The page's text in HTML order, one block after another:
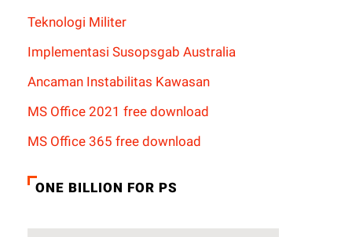
Teknologi Militer
Implementasi Susopsgab Australia
Ancaman Instabilitas Kawasan
MS Office 2021 free download
MS Office 365 free download
ONE BILLION FOR PS